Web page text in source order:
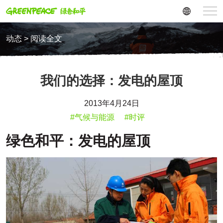
动态 > 阅读全文
我们的选择：发电的屋顶
2013年4月24日
#气候与能源
#时评
绿色和平：发电的屋顶